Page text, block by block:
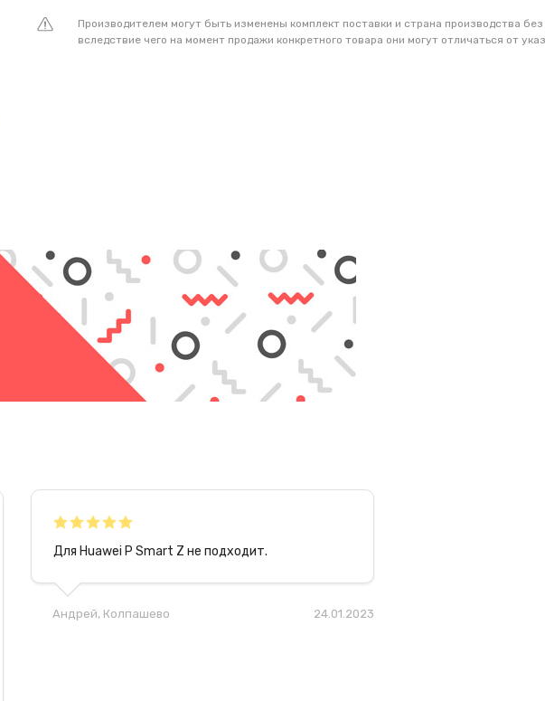
Производителем могут быть изменены комплект поставки и страна производства
вследствие чего на момент продажи конкретного товара они могут отличаться от
Для Huawei P Smart Z не подходит.
Андрей, Колпашево 24.01.2023